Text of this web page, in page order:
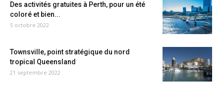
Des activités gratuites à Perth, pour un été
coloré et bien...
5 octobre 2022
Townsville, point stratégique du nord
tropical Queensland
21 septembre 2022